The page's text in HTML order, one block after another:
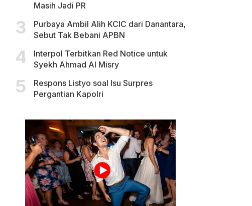
Masih Jadi PR
Purbaya Ambil Alih KCIC dari Danantara,
Sebut Tak Bebani APBN
Interpol Terbitkan Red Notice untuk
Syekh Ahmad Al Misry
Respons Listyo soal Isu Surpres
Pergantian Kapolri